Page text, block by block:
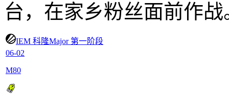
台，在家乡粉丝面前作战
IEM 科隆Major 第一阶段
06-02
M80